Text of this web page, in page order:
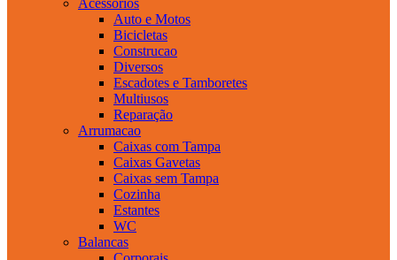
Auto e Motos
Bicicletas
Construcao
Diversos
Escadotes e Tamboretes
Multiusos
Reparação
Arrumacao
Caixas com Tampa
Caixas Gavetas
Caixas sem Tampa
Cozinha
Estantes
WC
Balancas